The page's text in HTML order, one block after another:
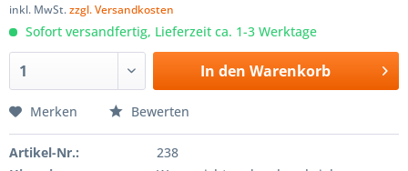
inkl. MwSt.zzgl. Versandkosten
Sofort versandfertig, Lieferzeit ca. 1-3 Werktage
In den Warenkorb
Merken Bewerten
Artikel-Nr.:
238